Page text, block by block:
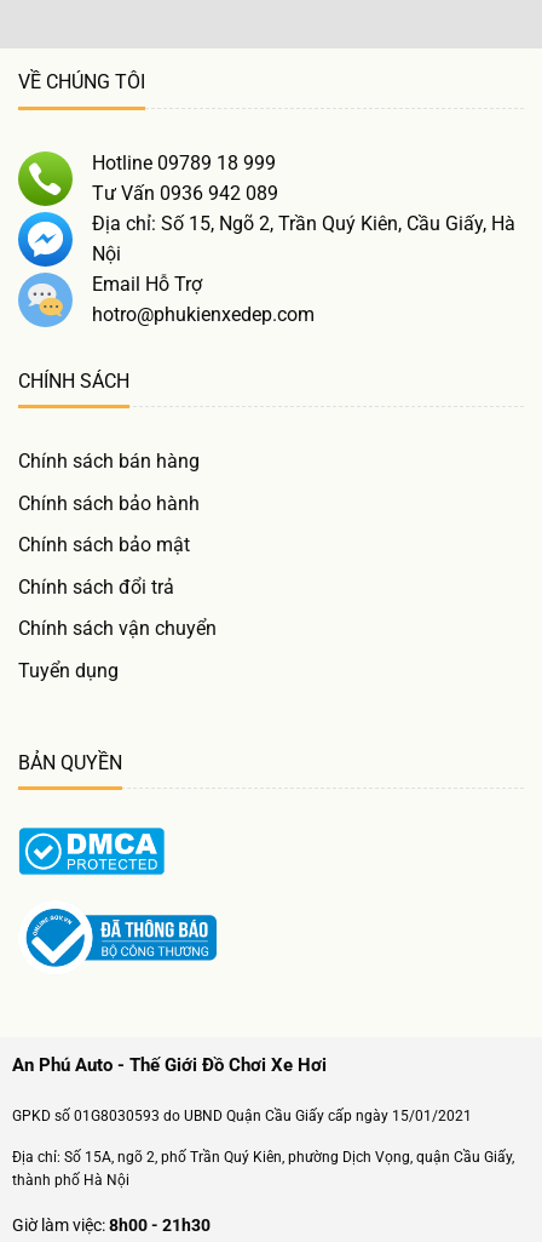
VỀ CHÚNG TÔI
Hotline 09789 18 999
Tư Vấn 0936 942 089
Địa chỉ: Số 15, Ngõ 2, Trần Quý Kiên, Cầu Giấy, Hà
Nội
Email Hỗ Trợ
hotro@phukienxedep.com
CHÍNH SÁCH
Chính sách bán hàng
Chính sách bảo hành
Chính sách bảo mật
Chính sách đổi trả
Chính sách vận chuyển
Tuyển dụng
BẢN QUYỀN
An Phú Auto - Thế Giới Đồ Chơi Xe Hơi
GPKD số 01G8030593 do UBND Quận Cầu Giấy cấp ngày 15/01/2021
Địa chỉ: Số 15A, ngõ 2, phố Trần Quý Kiên, phường Dịch Vọng, quận Cầu Giấy,
thành phố Hà Nội
Giờ làm việc:8h00 - 21h30